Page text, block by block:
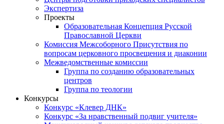
Экспертиза
Проекты
Образовательная Концепция Русской
Православной Церкви
Комиссия Межсоборного Присутствия по
вопросам церковного просвещения и диаконии
Межведомственные комиссии
Группа по созданию образовательных
центров
Группа по теологии
Конкурсы
Конкурс «Клевер ДНК»
Конкурс «За нравственный подвиг учителя»